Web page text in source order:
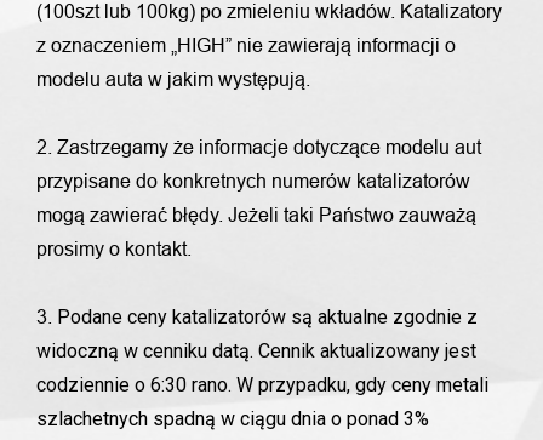
(100szt lub 100kg) po zmieleniu wkładów. Katalizatory
z oznaczeniem „HIGH” nie zawierają informacji o
modelu auta w jakim występują.
2. Zastrzegamy że informacje dotyczące modelu aut
przypisane do konkretnych numerów katalizatorów
mogą zawierać błędy. Jeżeli taki Państwo zauważą
prosimy o kontakt.
3. Podane ceny katalizatorów są aktualne zgodnie z
widoczną w cenniku datą. Cennik aktualizowany jest
codziennie o 6:30 rano. W przypadku, gdy ceny metali
szlachetnych spadną w ciągu dnia o ponad 3%